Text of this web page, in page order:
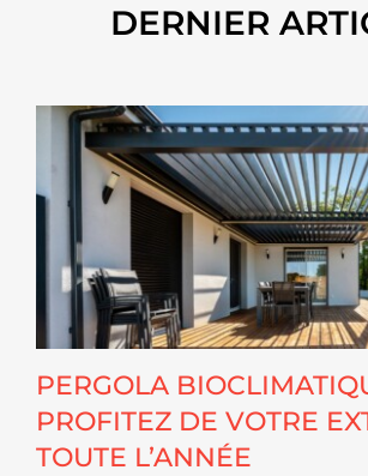
DERNIER
PERGOLA
PROFITEZ DE VOTRE
TOUTE L’ANNÉE